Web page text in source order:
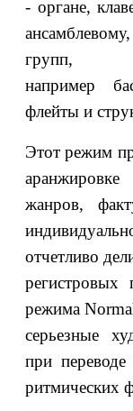
- органе,
групп,
например
флейты и
Этот режим
жанров,
отчетливо
регистровых
режима
серьезные
при
ритмических